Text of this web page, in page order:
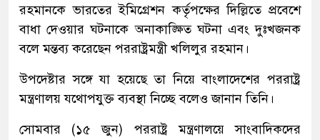
রহমানকে ভারতের ইমিগ্রেশন কর্তৃপক্ষের দিল্লিতে প্রবেশে
বাধা দেওয়ার ঘটনা‌কে অনাকাঙ্ক্ষিত ঘটনা এবং দুঃখজনক
ব‌লে মন্তব্য ক‌রে‌ছেন পররাষ্ট্রমন্ত্রী খ‌লিলুর রহমান।
উপদেষ্টার স‌ঙ্গে যা হ‌য়ে‌ছে তা নি‌য়ে বাংলা‌দে‌শের পররাষ্ট্র
মন্ত্রণালয় যথোপযুক্ত ব্যবস্থা নি‌চ্ছে ব‌লেও জানান তি‌নি।
সোমবার (১৫ জুন) পররাষ্ট্র মন্ত্রণাল‌য়ে সাংবা‌দিক‌দের